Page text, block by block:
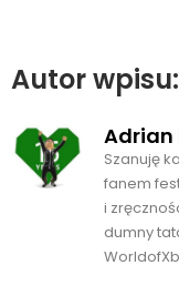
Autor wpisu:
Adrian
Szanuję
fanem
i
dumny